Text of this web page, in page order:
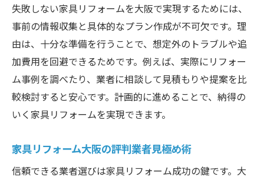
失敗しない家具リフォームを大阪で実現するためには、
事前の情報収集と具体的なプラン作成が不可欠です。理
由は、十分な準備を行うことで、想定外のトラブルや追
加費用を回避できるためです。例えば、実際にリフォー
ム事例を調べたり、業者に相談して見積もりや提案を比
較検討すると安心です。計画的に進めることで、納得の
いく家具リフォームを実現できます。
家具リフォーム大阪の評判業者見極め術
信頼できる業者選びは家具リフォーム成功の鍵です。大